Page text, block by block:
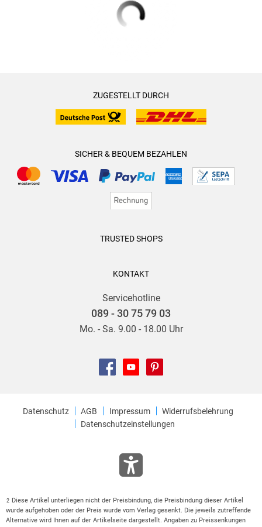
ZUGESTELLT DURCH
SICHER & BEQUEM BEZAHLEN
TRUSTED SHOPS
KONTAKT
Servicehotline
089 - 30 75 79 03
Mo. - Sa. 9.00 - 18.00 Uhr
Datenschutz AGB Impressum
Widerrufsbelehrung
Datenschutzeinstellungen
2 Diese Artikel unterliegen nicht der Preisbindung, die Preisbindung dieser Artikel
wurde aufgehoben oder der Preis wurde vom Verlag gesenkt. Die jeweils zutreffende
Alternative wird Ihnen auf der Artikelseite dargestellt. Angaben zu Preissenkungen